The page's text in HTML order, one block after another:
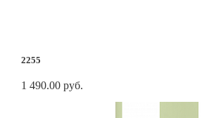
2255
1 490.00 руб.